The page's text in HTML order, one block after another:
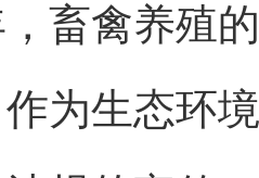
禽养殖的
为生态环